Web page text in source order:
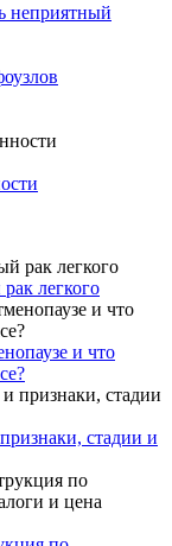
неприятный
легкого
и что
стадии и